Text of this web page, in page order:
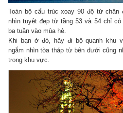
Toàn bộ cấu trúc xoay 90 độ từ chân
nhìn tuyệt đẹp từ tầng 53 và 54 chỉ
ba tuần vào mùa hè.
Khi bạn ở đó, hãy đi bộ quanh khu
ngắm nhìn tòa tháp từ bên dưới cũng
trong khu vực.